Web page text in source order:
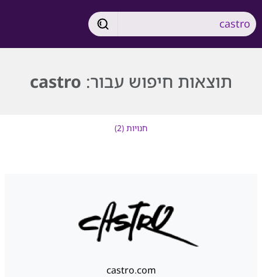
תוצאות חיפוש עבור: castro
חנויות (2)
castro.com